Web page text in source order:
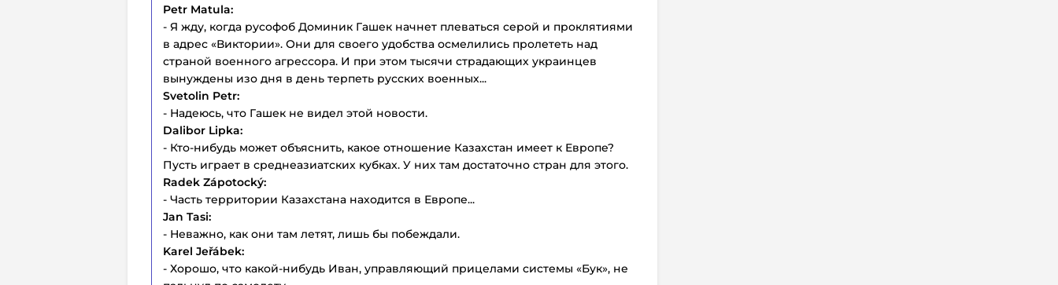
Petr Matula:
- Я жду, когда русофоб Доминик Гашек начнет плеваться серой и проклятиями
в адрес «Виктории». Они для своего удобства осмелились пролететь над
страной военного агрессора. И при этом тысячи страдающих украинцев
вынуждены изо дня в день терпеть русских военных...
Svetolin Petr:
- Надеюсь, что Гашек не видел этой новости.
Dalibor Lipka:
- Кто-нибудь может объяснить, какое отношение Казахстан имеет к Европе?
Пусть играет в среднеазиатских кубках. У них там достаточно стран для этого.
Radek Zápotocký:
- Часть территории Казахстана находится в Европе...
Jan Tasi:
- Неважно, как они там летят, лишь бы побеждали.
Karel Jeřábek:
- Хорошо, что какой-нибудь Иван, управляющий прицелами системы «Бук», не